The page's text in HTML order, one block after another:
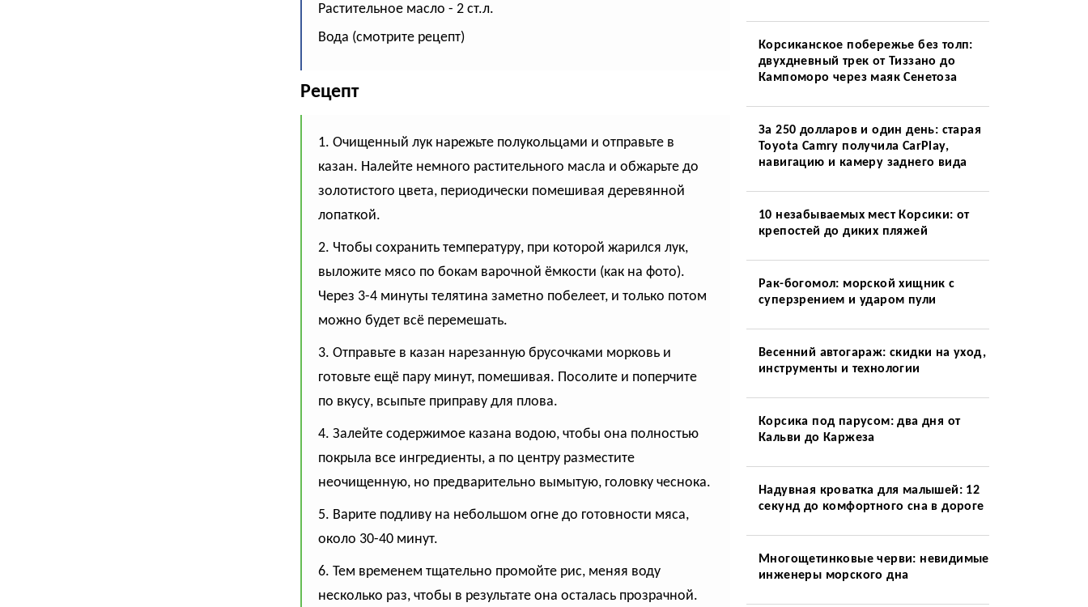
Растительное масло - 2 ст.л.
Вода (смотрите рецепт)
Рецепт
1. Очищенный лук нарежьте полукольцами и отправьте в
казан. Налейте немного растительного масла и обжарьте до
золотистого цвета, периодически помешивая деревянной
лопаткой.
2. Чтобы сохранить температуру, при которой жарился лук,
выложите мясо по бокам варочной ёмкости (как на фото).
Через 3-4 минуты телятина заметно побелеет, и только потом
можно будет всё перемешать.
3. Отправьте в казан нарезанную брусочками морковь и
готовьте ещё пару минут, помешивая. Посолите и поперчите
по вкусу, всыпьте приправу для плова.
4. Залейте содержимое казана водою, чтобы она полностью
покрыла все ингредиенты, а по центру разместите
неочищенную, но предварительно вымытую, головку чеснока.
5. Варите подливу на небольшом огне до готовности мяса,
около 30-40 минут.
6. Тем временем тщательно промойте рис, меняя воду
несколько раз, чтобы в результате она осталась прозрачной.
Корсиканское побережье без толп:
двухдневный трек от Тиззано до
Кампоморо через маяк Сенетоза
За 250 долларов и один день: старая
Toyota Camry получила CarPlay,
навигацию и камеру заднего вида
10 незабываемых мест Корсики: от
крепостей до диких пляжей
Рак-богомол: морской хищник с
суперзрением и ударом пули
Весенний автогараж: скидки на уход,
инструменты и технологии
Корсика под парусом: два дня от
Кальви до Каржеза
Надувная кроватка для малышей: 12
секунд до комфортного сна в дороге
Многощетинковые черви: невидимые
инженеры морского дна